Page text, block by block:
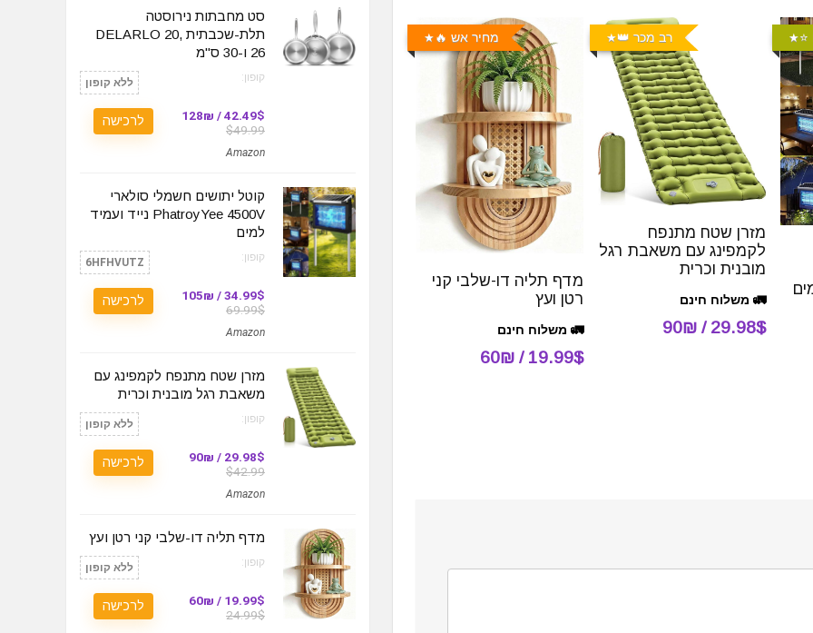
רב מכר 👑
מזרן שטח מתנפח
לקמפינג עם משאבת רגל
מובנית וכרית
🚛 משלוח חינם
29.98$ / 90₪
מחיר אש 🔥
מדף תליה דו-שלבי קני
רטן ועץ
🚛 משלוח חינם
19.99$ / 60₪
סט מחבתות נירוסטה
תלת-שכבתית DELARLO 20,
26 ו-30 ס"מ
קופון: ללא קופון
42.49$ / 128₪
$49.99
Amazon
לרכישה
קוטל יתושים חשמלי סולארי
PhatroyYee 4500V נייד ועמיד
למים
קופון: 6HFHVUTZ
34.99$ / 105₪
69.99$
Amazon
לרכישה
מזרן שטח מתנפח לקמפינג עם
משאבת רגל מובנית וכרית
קופון: ללא קופון
29.98$ / 90₪
$42.99
Amazon
לרכישה
מדף תליה דו-שלבי קני רטן ועץ
קופון: ללא קופון
19.99$ / 60₪
24.99$
לרכישה